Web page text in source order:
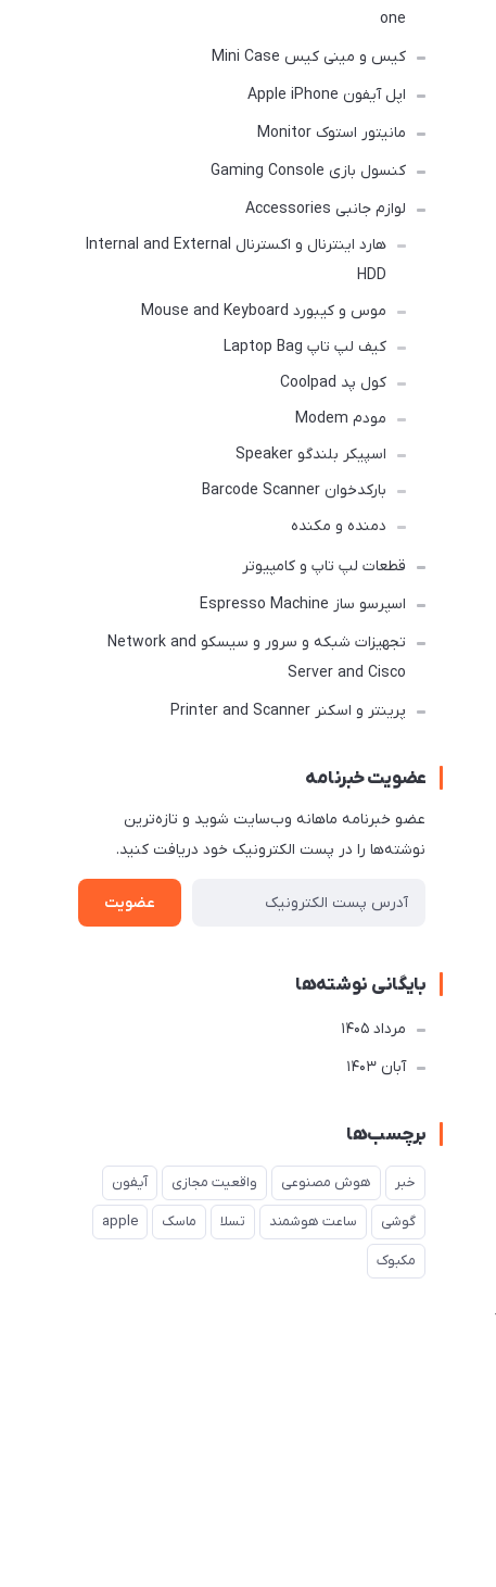
one
کیس و مینی کیس Mini Case
اپل آیفون Apple iPhone
مانیتور استوک Monitor
کنسول بازی Gaming Console
لوازم جانبی Accessories
هارد اینترنال و اکسترنال Internal and External
HDD
موس و کیبورد Mouse and Keyboard
کیف لپ تاپ Laptop Bag
کول پد Coolpad
مودم Modem
اسپیکر بلندگو Speaker
بارکدخوان Barcode Scanner
دمنده و مکنده
قطعات لپ تاپ و کامپیوتر
اسپرسو ساز Espresso Machine
تجهیزات شبکه و سرور و سیسکو Network and
Server and Cisco
پرینتر و اسکنر Printer and Scanner
عضویت خبرنامه
عضو خبرنامه ماهانه وب‌سایت شوید و تازه‌ترین
نوشته‌ها را در پست الکترونیک خود دریافت کنید.
عضویت
بایگانی نوشته‌ها
مرداد 1405
آبان 1403
برچسب‌ها
خبر هوش مصنوعی واقعیت مجازی آیفون
گوشی ساعت هوشمند تسلا ماسک apple
مکبوک